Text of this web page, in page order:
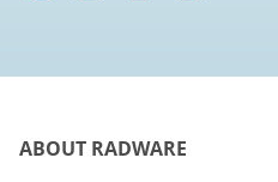
ABOUT RADWARE